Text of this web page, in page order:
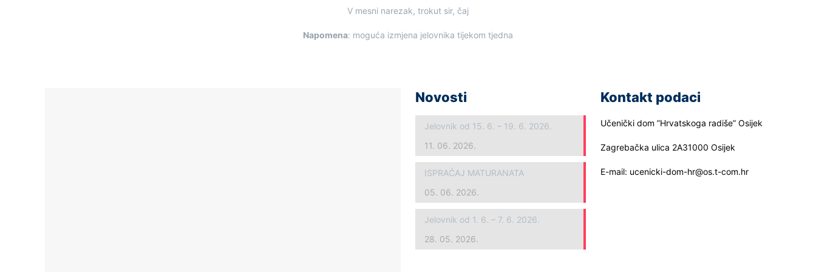
V mesni narezak, trokut sir, čaj
Napomena: moguća izmjena jelovnika tijekom tjedna
Novosti
Jelovnik od 15. 6. – 19. 6. 2026.
11. 06. 2026.
ISPRAĆAJ MATURANATA
05. 06. 2026.
Jelovnik od 1. 6. – 7. 6. 2026.
28. 05. 2026.
Kontakt podaci
Učenički dom ”Hrvatskoga radiše” Osijek
Zagrebačka ulica 2A31000 Osijek
E-mail: ucenicki-dom-hr@os.t-com.hr